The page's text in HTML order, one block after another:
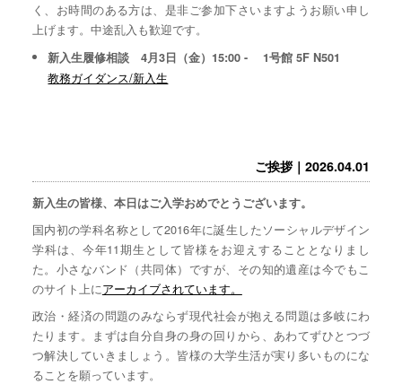
く、お時間のある方は、是非ご参加下さいますようお願い申し
上げます。中途乱入も歓迎です。
新入生履修相談 4月3日（金）15:00 - 1号館 5F N501
教務ガイダンス/新入生
ご挨拶｜2026.04.01
新入生の皆様、本日はご入学おめでとうございます。
国内初の学科名称として2016年に誕生したソーシャルデザイン
学科は、今年11期生として皆様をお迎えすることとなりまし
た。小さなバンド（共同体）ですが、その知的遺産は今でもこ
のサイト上にアーカイブされています。
政治・経済の問題のみならず現代社会が抱える問題は多岐にわ
たります。まずは自分自身の身の回りから、あわてずひとつづ
つ解決していきましょう。皆様の大学生活が実り多いものにな
ることを願っています。